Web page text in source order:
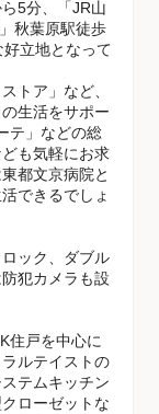
5分、「JR山
秋葉原駅徒歩
立地となって
トア」など、
生活をサポー
テ」などの総
も気軽にお求
都文京病院と
できるでしょ
ック、ダブル
犯カメラも設
住戸を中心に
ルテイストの
テムキッチン
ローゼットな